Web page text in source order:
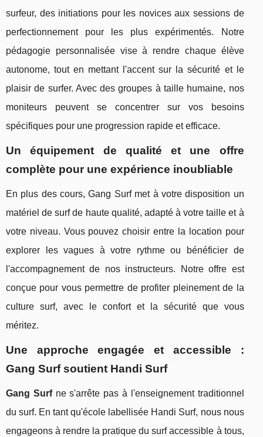
surfeur, des initiations pour les novices aux sessions de
perfectionnement pour les plus expérimentés. Notre
pédagogie personnalisée vise à rendre chaque élève
autonome, tout en mettant l'accent sur la sécurité et le
plaisir de surfer. Avec des groupes à taille humaine, nos
moniteurs peuvent se concentrer sur vos besoins
spécifiques pour une progression rapide et efficace.
Un équipement de qualité et une offre
complète pour une expérience inoubliable
En plus des cours, Gang Surf met à votre disposition un
matériel de surf de haute qualité, adapté à votre taille et à
votre niveau. Vous pouvez choisir entre la location pour
explorer les vagues à votre rythme ou bénéficier de
l'accompagnement de nos instructeurs. Notre offre est
conçue pour vous permettre de profiter pleinement de la
culture surf, avec le confort et la sécurité que vous
méritez.
Une approche engagée et accessible :
Gang Surf soutient Handi Surf
Gang Surfne s'arrête pas à l'enseignement traditionnel
du surf. En tant qu'école labellisée Handi Surf, nous nous
engageons à rendre la pratique du surf accessible à tous,